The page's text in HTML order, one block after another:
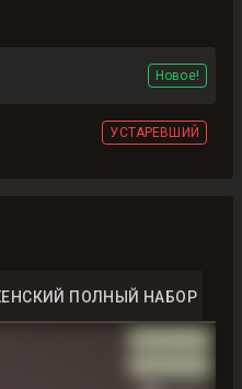
Новое!
УСТАРЕВШИЙ
ПОЛНЫЙ НАБОР